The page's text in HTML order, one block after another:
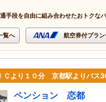
手段を自由に組み合わせたおトクな
覧へ 航空券付プラ
より１０分 京都駅よりバス
ペンション 恋都